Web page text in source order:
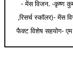
- मेंस विजन. -कृष्ण
,रिसर्च स्कॉलर)- मेंस
फैक्ट विशेष सहयोग- एम